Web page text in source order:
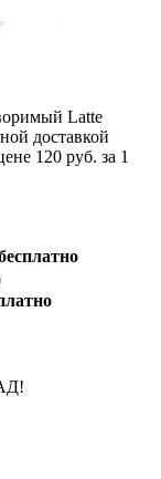
Latte
доставкой
120 руб. за 1